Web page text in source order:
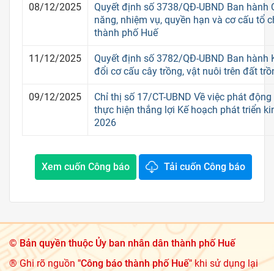
08/12/2025
Quyết định số 3738/QĐ-UBND Ban hành
năng, nhiệm vụ, quyền hạn và cơ cấu tổ
thành phố Huế
11/12/2025
Quyết định số 3782/QĐ-UBND Ban hành
đổi cơ cấu cây trồng, vật nuôi trên đất
09/12/2025
Chỉ thị số 17/CT-UBND Về việc phát
thực hiện thắng lợi Kế hoạch phát triển
2026
Xem cuốn Công báo Tải cuốn Công báo
©Bản quyền thuộc Ủy ban nhân dân thành phố Huế
® Ghi rõ nguồn "Công báo thành phố Huế"khi sử dụng lại